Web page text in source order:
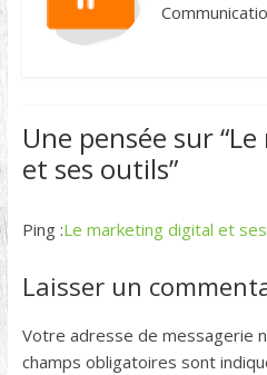
Une pensée sur “
et ses outils”
Ping :Le marketing digital et
Laisser un
Votre adresse de messagerie
champs obligatoires sont